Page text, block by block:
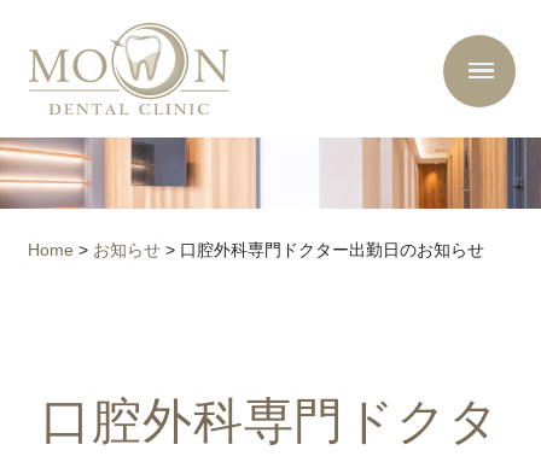
Home > お知らせ> 口腔外科専門ドクター出勤日のお知らせ
口腔外科専門ドクタ